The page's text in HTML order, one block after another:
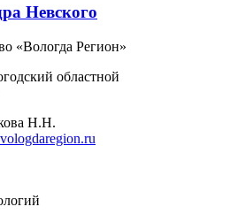
Невского
«Вологда Регион»
областной
Н.Н.